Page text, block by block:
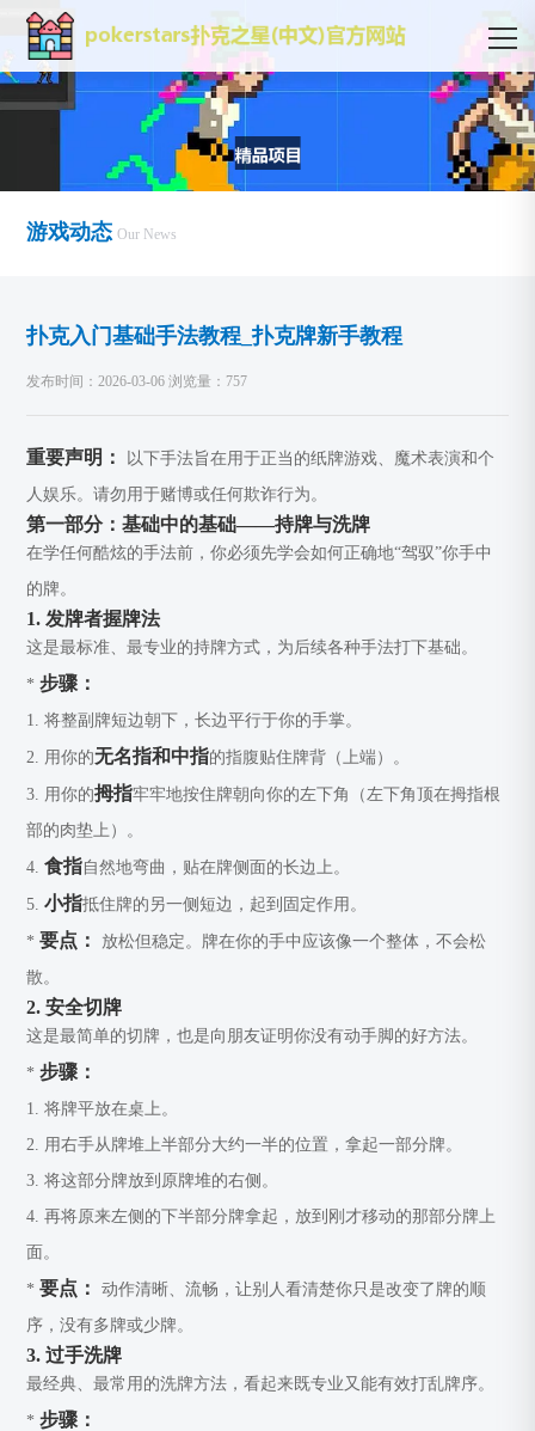
游戏动态 Our News
扑克入门基础手法教程_扑克牌新手教程
发布时间：2026-03-06 浏览量：757
重要声明：
以下手法旨在用于正当的纸牌游戏、魔术表演和个
人娱乐。请勿用于赌博或任何欺诈行为。
第一部分：基础中的基础——持牌与洗牌
在学任何酷炫的手法前，你必须先学会如何正确地“驾驭”你手中
的牌。
1. 发牌者握牌法
这是最标准、最专业的持牌方式，为后续各种手法打下基础。
*步骤：
1. 将整副牌短边朝下，长边平行于你的手掌。
2. 用你的无名指和中指的指腹贴住牌背（上端）。
3. 用你的拇指牢牢地按住牌朝向你的左下角（左下角顶在拇指根
部的肉垫上）。
4.食指自然地弯曲，贴在牌侧面的长边上。
5.小指抵住牌的另一侧短边，起到固定作用。
*要点：
放松但稳定。牌在你的手中应该像一个整体，不会松
散。
2. 安全切牌
这是最简单的切牌，也是向朋友证明你没有动手脚的好方法。
*步骤：
1. 将牌平放在桌上。
2. 用右手从牌堆上半部分大约一半的位置，拿起一部分牌。
3. 将这部分牌放到原牌堆的右侧。
4. 再将原来左侧的下半部分牌拿起，放到刚才移动的那部分牌上
面。
*要点：
动作清晰、流畅，让别人看清楚你只是改变了牌的顺
序，没有多牌或少牌。
3. 过手洗牌
最经典、最常用的洗牌方法，看起来既专业又能有效打乱牌序。
*步骤：